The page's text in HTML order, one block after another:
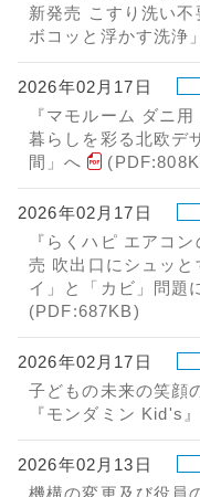
新発売 こすり洗い
ボコッと浮かす洗浄
2026年02月17日
『マモルーム ダニ
暮らしを彩る北欧デ
間」へ
2026年02月17日
『らくハピ エアコ
売 吹出口にシュッ
イ」と「カビ」問題
(PDF:687KB)
2026年02月17日
子どもの未来の笑顔
『モンダミン Kid's
2026年02月13日